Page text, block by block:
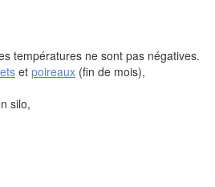
températures ne sont pas négatives.
et poireaux (fin de mois),
silo,